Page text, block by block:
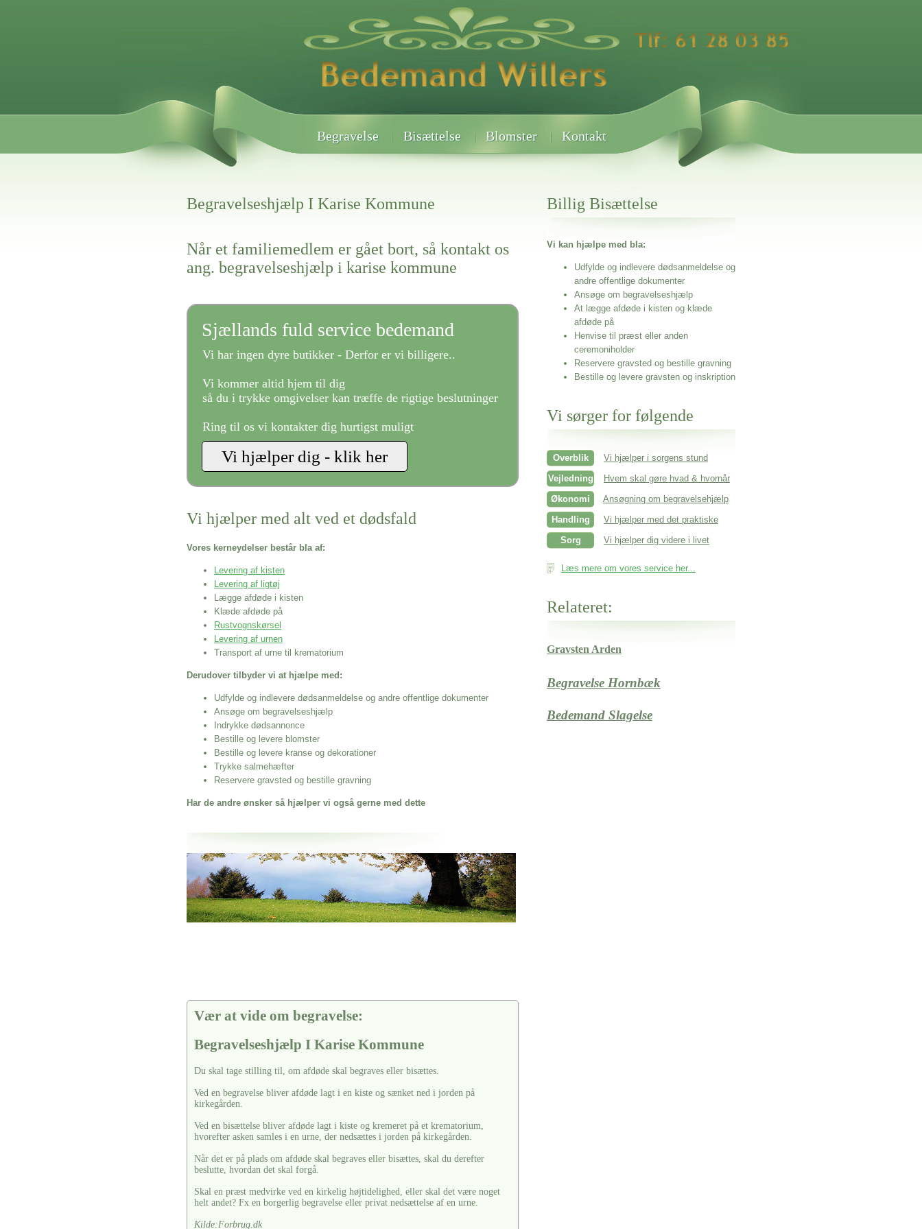
Begravelse Bisættelse Blomster Kontakt
Begravelseshjælp I Karise Kommune
Når et familiemedlem er gået bort, så kontakt os
ang. begravelseshjælp i karise kommune
Sjællands fuld service bedemand
Vi har ingen dyre butikker - Derfor er vi billigere..
Vi kommer altid hjem til dig
så du i trykke omgivelser kan træffe de rigtige beslutninger
Ring til os vi kontakter dig hurtigst muligt
Vi hjælper med alt ved et dødsfald
Vores kerneydelser består bla af:
Levering af kisten
Levering af ligtøj
Lægge afdøde i kisten
Klæde afdøde på
Rustvognskørsel
Levering af urnen
Transport af urne til krematorium
Derudover tilbyder vi at hjælpe med:
Udfylde og indlevere dødsanmeldelse og andre offentlige dokumenter
Ansøge om begravelseshjælp
Indrykke dødsannonce
Bestille og levere blomster
Bestille og levere kranse og dekorationer
Trykke salmehæfter
Reservere gravsted og bestille gravning
Har de andre ønsker så hjælper vi også gerne med dette
Her hos os får du altid en god afslutning når det gælder
Begravelseshjælp I Karise Kommune
vi hjælper i alle faser af begravelsel
Vær at vide om begravelse:
Begravelseshjælp I Karise Kommune
Du skal tage stilling til, om afdøde skal begraves eller bisættes.
Ved en begravelse bliver afdøde lagt i en kiste og sænket ned i jorden på
kirkegården.
Ved en bisættelse bliver afdøde lagt i kiste og kremeret på et krematorium,
hvorefter asken samles i en urne, der nedsættes i jorden på kirkegården.
Når det er på plads om afdøde skal begraves eller bisættes, skal du derefter
beslutte, hvordan det skal forgå.
Skal en præst medvirke ved en kirkelig højtidelighed, eller skal det være noget
helt andet? Fx en borgerlig begravelse eller privat nedsættelse af en urne.
Kilde:Forbrug.dk
Billig Bisættelse
Vi kan hjælpe med bla:
Udfylde og indlevere dødsanmeldelse og
andre offentlige dokumenter
Ansøge om begravelseshjælp
At lægge afdøde i kisten og klæde
afdøde på
Henvise til præst eller anden
ceremoniholder
Reservere gravsted og bestille gravning
Bestille og levere gravsten og inskription
Vi sørger for følgende
Overblik
Vi hjælper i sorgens stund
Vejledning
Hvem skal gøre hvad & hvornår
Økonomi
Ansøgning om begravelsehjælp
Handling
Vi hjælper med det praktiske
Sorg
Vi hjælper dig videre i livet
Læs mere om vores service her...
Relateret:
Gravsten Arden
Begravelse Hornbæk
Bedemand Slagelse